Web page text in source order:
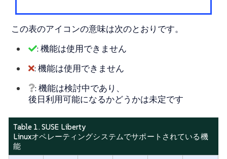
この表のアイコンの意味は次のとおりです。
: 機能は使用できません
: 機能は使用できません
: 機能は検討中であり、
後日利用可能になるかどうかは未定です
Table 1. SUSE Liberty
Linuxオペレーティングシステムでサポートされている機
能